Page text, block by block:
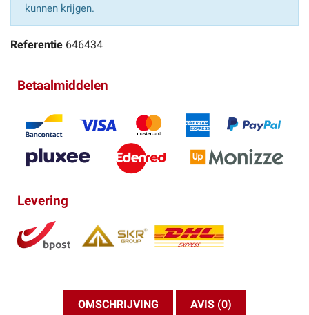
kunnen krijgen.
Referentie 646434
Betaalmiddelen
Levering
OMSCHRIJVING AVIS (0)